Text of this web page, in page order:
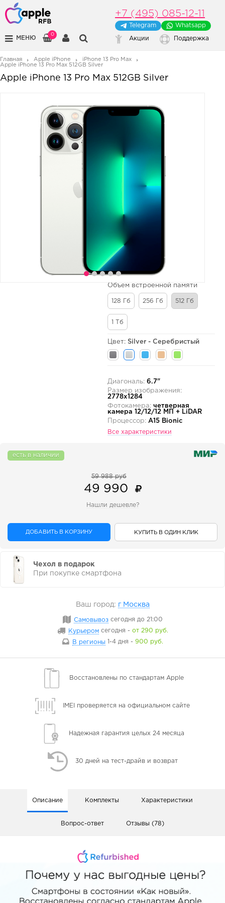
МЕНЮ
0
+7 (495) 085-12-11
Telegram Whatsapp
Акции Поддержка
Главная Apple iPhone
iPhone 13 Pro Max
Apple iPhone 13 Pro Max 512GB Silver
Apple iPhone 13 Pro Max 512GB Silver
Объем встроенной памяти
128 Гб 256 Гб 512 Гб
1 Тб
Цвет: Silver - Серебристый
Диагональ: 6.7"
Размер изображения:
2778x1284
Фотокамера: четверная
камера 12/12/12 МП + LiDAR
Процессор: A15 Bionic
Все характеристики
есть в наличии
59 988 руб
49 990
Нашли дешевле?
ДОБАВИТЬ В КОРЗИНУ КУПИТЬ В ОДИН КЛИК
Чехол в подарок
При покупке смартфона
Ваш город: г Москва
Самовывоз сегодня до 21:00
Курьером сегодня - от 290 руб.
В регионы
1-4 дня - 900 руб.
Восстановлены по стандартам Apple
IMEI проверяется на официальном сайте
Надежная гарантия целых 24 месяца
30 дней на тест-драйв и возврат
Описание Комплекты Характеристики
Вопрос-ответ Отзывы (78)